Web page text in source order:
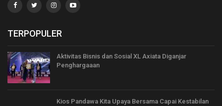
TERPOPULER
Aktivitas Bisnis dan Sosial XL Axiata Diganjar
Penghargaaan
Kios Pandawa Kita Upaya Bersama Capai Kestabilan